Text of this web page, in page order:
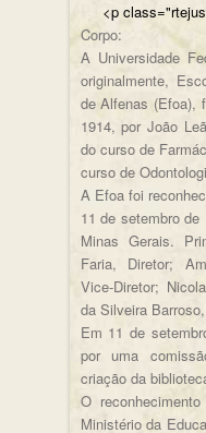
<p
Corpo:
A Universidade
originalmente,
de Alfenas (Efoa),
1914, por João
do curso de
curso de
A Efoa foi
11 de setembro
Minas Gerais.
Faria, Diretor;
Vice-Diretor;
da Silveira
Em 11 de
por uma
criação da
O
Ministério da